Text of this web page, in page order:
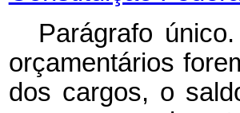
Parágrafo
orçamentários
dos cargos, o